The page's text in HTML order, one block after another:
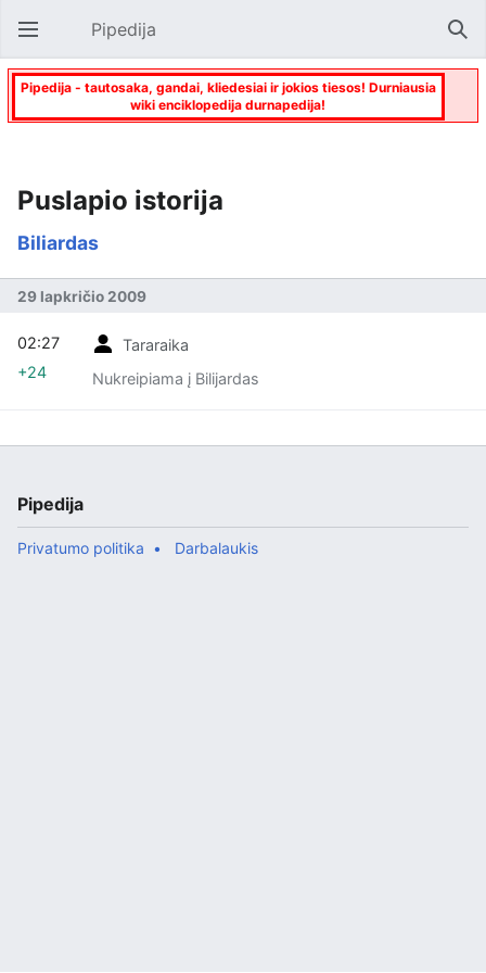
Atverti pagrindinį meniu Pipedija
Pipedija - tautosaka, gandai, kliedesiai ir jokios tiesos! Durniausia
wiki enciklopedija durnapedija!
Puslapio istorija
Biliardas
29 lapkričio 2009
Tararaika
Nukreipiama į Bilijardas
02:27
+24
Pipedija
Privatumo politika Darbalaukis